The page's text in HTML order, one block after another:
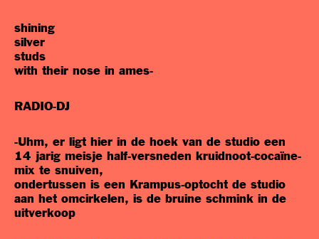
shining
silver
studs
with their nose in ames-
RADIO-DJ
-Uhm, er ligt hier in de hoek van de studio een
14 jarig meisje half-versneden kruidnoot-cocaïne-
mix te snuiven,
ondertussen is een Krampus-optocht de studio
aan het omcirkelen, is de bruine schmink in de
uitverkoop